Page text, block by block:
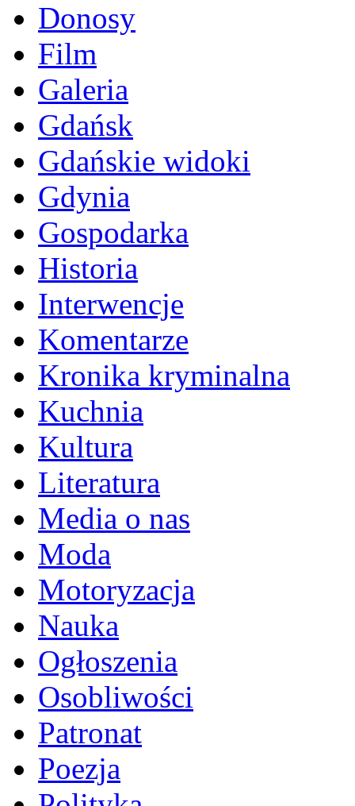
Donosy
Film
Galeria
Gdańsk
Gdańskie widoki
Gdynia
Gospodarka
Historia
Interwencje
Komentarze
Kronika kryminalna
Kuchnia
Kultura
Literatura
Media o nas
Moda
Motoryzacja
Nauka
Ogłoszenia
Osobliwości
Patronat
Poezja